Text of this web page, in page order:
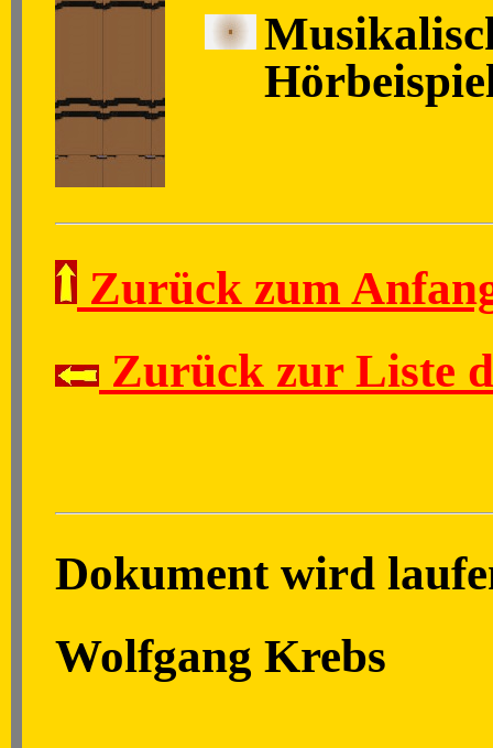
Zurück zum
Zurück zur Liste
Dokument wird
Wolfgang Krebs